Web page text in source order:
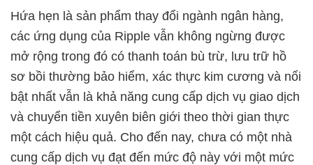
Hứa hẹn là sản phẩm thay đổi ngành ngân hàng,
các ứng dụng của Ripple vẫn không ngừng được
mở rộng trong đó có thanh toán bù trừ, lưu trữ hồ
sơ bồi thường bảo hiểm, xác thực kim cương và nổi
bật nhất vẫn là khả năng cung cấp dịch vụ giao dịch
và chuyển tiền xuyên biên giới theo thời gian thực
một cách hiệu quả. Cho đến nay, chưa có một nhà
cung cấp dịch vụ đạt đến mức độ này với một mức